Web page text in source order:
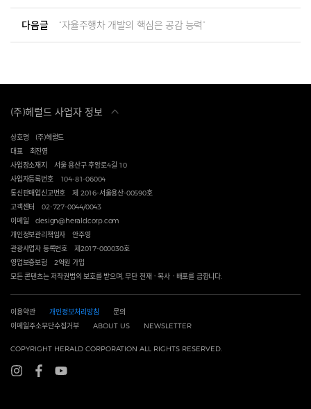
다음글 “자율주행차 개발의 핵심은 공감 능력”
(주)헤럴드 사업자 정보
상호명
(주)헤럴드
대표
최진영
사업장소재지
서울 용산구 후암로4길 10
사업자등록번호
104-81-06004
통신판매업신고번호
제 2016-서울용산-00590호
고객센터
02-727-0044/0043
이메일
design@heraldcorp.com
개인정보관리책임자
안주영
관광사업자 등록번호
제2017-000030호
영업보증보험
2억원 가입
모든 콘텐츠는 저작권법의 보호를 받으며, 무단 전재ㆍ복사ㆍ배포를 금합니다.
이용약관 개인정보처리방침
문의
이메일주소무단수집거부
ABOUT US NEWSLETTER
COPYRIGHT HERALD CORPORATION ALL RIGHTS RESERVED.